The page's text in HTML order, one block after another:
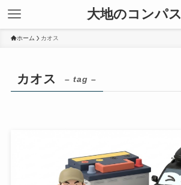
大地のコンパス
ホーム カオス
カオス – tag –